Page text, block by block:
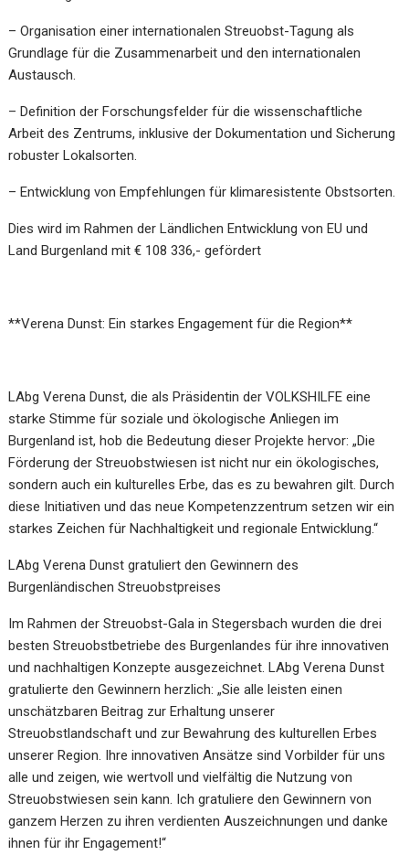
– Organisation einer internationalen Streuobst-Tagung als
Grundlage für die Zusammenarbeit und den internationalen
Austausch.
– Definition der Forschungsfelder für die wissenschaftliche
Arbeit des Zentrums, inklusive der Dokumentation und Sicherung
robuster Lokalsorten.
– Entwicklung von Empfehlungen für klimaresistente Obstsorten.
Dies wird im Rahmen der Ländlichen Entwicklung von EU und
Land Burgenland mit € 108 336,- gefördert
**Verena Dunst: Ein starkes Engagement für die Region**
LAbg Verena Dunst, die als Präsidentin der VOLKSHILFE eine
starke Stimme für soziale und ökologische Anliegen im
Burgenland ist, hob die Bedeutung dieser Projekte hervor: „Die
Förderung der Streuobstwiesen ist nicht nur ein ökologisches,
sondern auch ein kulturelles Erbe, das es zu bewahren gilt. Durch
diese Initiativen und das neue Kompetenzzentrum setzen wir ein
starkes Zeichen für Nachhaltigkeit und regionale Entwicklung.“
LAbg Verena Dunst gratuliert den Gewinnern des
Burgenländischen Streuobstpreises
Im Rahmen der Streuobst-Gala in Stegersbach wurden die drei
besten Streuobstbetriebe des Burgenlandes für ihre innovativen
und nachhaltigen Konzepte ausgezeichnet. LAbg Verena Dunst
gratulierte den Gewinnern herzlich: „Sie alle leisten einen
unschätzbaren Beitrag zur Erhaltung unserer
Streuobstlandschaft und zur Bewahrung des kulturellen Erbes
unserer Region. Ihre innovativen Ansätze sind Vorbilder für uns
alle und zeigen, wie wertvoll und vielfältig die Nutzung von
Streuobstwiesen sein kann. Ich gratuliere den Gewinnern von
ganzem Herzen zu ihren verdienten Auszeichnungen und danke
ihnen für ihr Engagement!“